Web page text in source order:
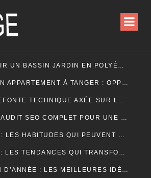
POURQUOI CHOISIR UN BASSIN JARDIN EN POLYÉTHYLÈNE FERME ?
INVESTIR DANS UN APPARTEMENT À TANGER : OPPORTUNITÉS ET POINTS ESSENTIELS À CONNAÎTRE
COMMENT UNE REFONTE TECHNIQUE AXÉE SUR LES SIGNAUX WEB ESSENTIELS A BOOSTÉ LES VENTES D’UNE BOUTIQUE EN LIGNE
STRUCTURER UN AUDIT SEO COMPLET POUR UNE PLATEFORME E-COMMERCE INTERNATIONALE
ENTRETIEN AUTO : LES HABITUDES QUI PEUVENT PROLONGER LA VIE DE VOTRE VÉHICULE
IMMOBILIER 2026 : LES TENDANCES QUI TRANSFORMENT LE MARCHÉ DE LA LOCATION
VACANCES DE FIN D’ANNÉE : LES MEILLEURES IDÉES POUR CÉLÉBRER LES FÊTES